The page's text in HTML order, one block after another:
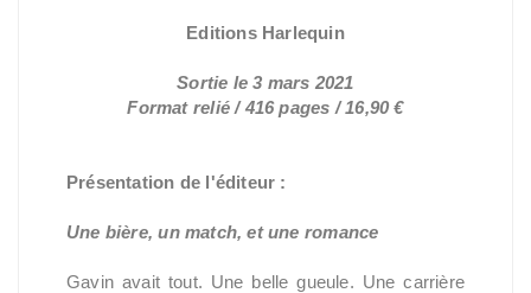
Editions Harlequin
Sortie le 3 mars 2021
Format relié / 416 pages / 16,90 €
Présentation de l'éditeur :
Une bière, un match, et une romance
Gavin avait tout. Une belle gueule. Une carrière